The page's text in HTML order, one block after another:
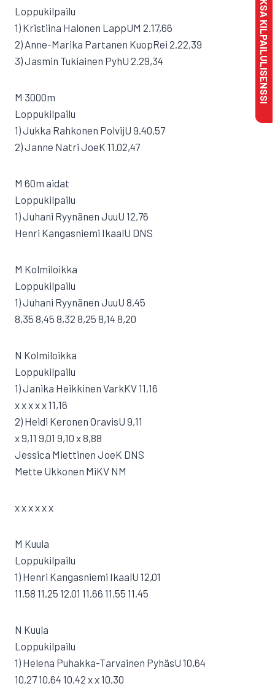
Loppukilpailu
1) Kristiina Halonen LappUM 2.17,66
2) Anne-Marika Partanen KuopRei 2.22,39
3) Jasmin Tukiainen PyhU 2.29,34
M 3000m
Loppukilpailu
1) Jukka Rahkonen PolvijU 9.40,57
2) Janne Natri JoeK 11.02,47
M 60m aidat
Loppukilpailu
1) Juhani Ryynänen JuuU 12,76
Henri Kangasniemi IkaalU DNS
M Kolmiloikka
Loppukilpailu
1) Juhani Ryynänen JuuU 8,45
8,35 8,45 8,32 8,25 8,14 8,20
N Kolmiloikka
Loppukilpailu
1) Janika Heikkinen VarkKV 11,16
x x x x x 11,16
2) Heidi Keronen OravisU 9,11
x 9,11 9,01 9,10 x 8,88
Jessica Miettinen JoeK DNS
Mette Ukkonen MiKV NM
x x x x x x
M Kuula
Loppukilpailu
1) Henri Kangasniemi IkaalU 12,01
11,58 11,25 12,01 11,66 11,55 11,45
N Kuula
Loppukilpailu
1) Helena Puhakka-Tarvainen PyhäsU 10,64
10,27 10,64 10,42 x x 10,30
MAKSA KILPAILULISENSSI